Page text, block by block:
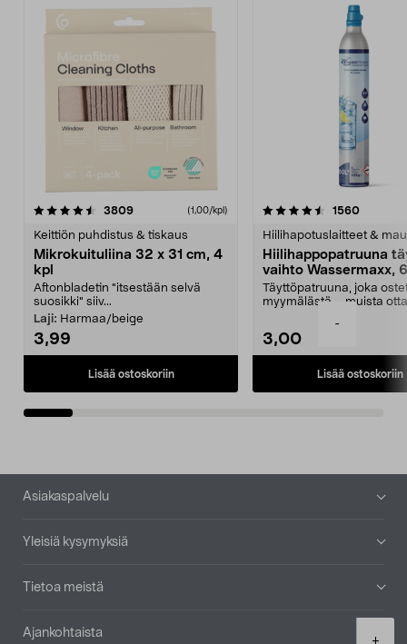
-
+
3809arvostelut (1,00/kpl)
Keittiön puhdistus & tiskaus
Mikrokuituliina 32 x 31 cm, 4
kpl
Aftonbladetin "itsestään selvä
suosikki" siiv...
Laji: Harmaa/beige
3,99
Lisää ostoskoriin
4.5viidestä
1560
Hiilihapotuslaitteet &
Hiilihappopatruuna
vaihto Wassermaxx,
Täyttöpatruuna, joka
myymälästä – muista
3,00
Lisää ostoskoriin
4.5viidestä
Alatunniste
Asiakaspalvelu
Yleisiä kysymyksiä
Tietoa meistä
Ajankohtaista